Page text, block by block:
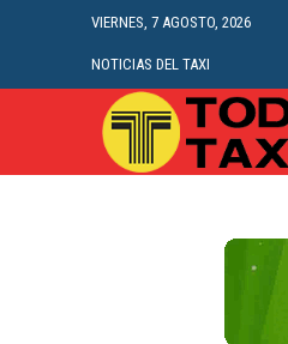
VIERNES, 7 AGOSTO, 2026
NOTICIAS DEL TAXI